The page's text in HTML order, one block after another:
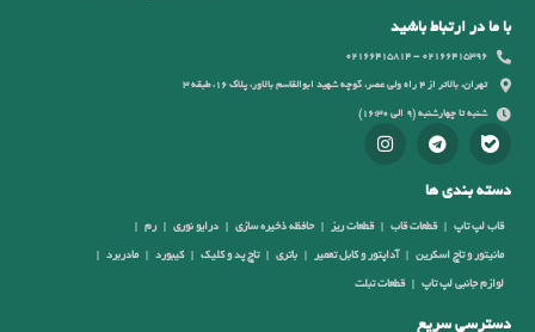
با ما در ارتباط باشید
02166415396 - 02166415814
تهران، بالاتر از 4 راه ولی عصر، کوچه شهید ابوالقاسم بالاور، پلاک 16، طبقه 3
شنبه تا چهارشنبه (9 الی 16:30)
دسته بندی ها
قاب لپ تاپ قطعات قاب قطعات ریز حافظه ذخیره سازی درایو نوری رم
مانیتور و تاچ اسکرین آداپتور و کابل تعمیر باتری تاچ پد و کلیک کیبورد مادربرد
لوازم جانبی لپ تاپ قطعات تبلت
دسترسی سریع